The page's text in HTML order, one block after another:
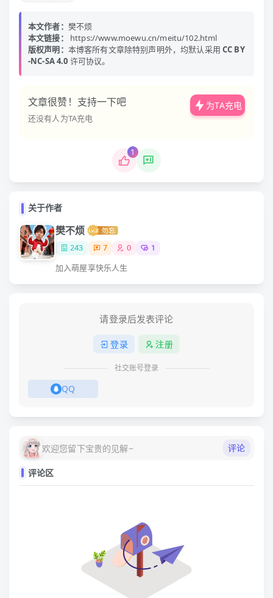
本文作者： 樊不烦
本文链接：
https://www.moewu.cn/meitu/102.html
版权声明： 本博客所有文章除特别声明外，均默认采用 CC BY
-NC-SA 4.0 许可协议。
文章很赞！支持一下吧
还没有人为TA充电
为TA充电
1
关于作者
樊不烦
243 7 0 1
加入萌屋享快乐人生
请登录后发表评论
登录 注册
社交账号登录
QQ
欢迎您留下宝贵的见解~ 评论
评论区